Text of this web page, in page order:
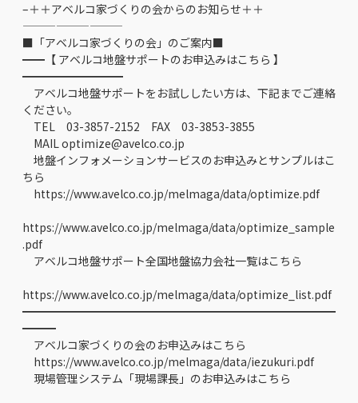
–＋＋アベルコ家づくりの会からのお知らせ＋＋
—————————
■「アベルコ家づくりの会」のご案内■
━━【 アベルコ地盤サポートのお申込みはこちら 】
━━━━━━━━━
アベルコ地盤サポートをお試ししたい方は、下記までご連絡
ください。
TEL 03-3857-2152 FAX 03-3853-3855
MAIL optimize@avelco.co.jp
地盤インフォメーションサービスのお申込みとサンプルはこ
ちら
https://www.avelco.co.jp/melmaga/data/optimize.pdf
https://www.avelco.co.jp/melmaga/data/optimize_sample
.pdf
アベルコ地盤サポート全国地盤協力会社一覧はこちら
https://www.avelco.co.jp/melmaga/data/optimize_list.pdf
━━━━━━━━━━━━━━━━━━━━━━━━━━━━
━━━
アベルコ家づくりの会のお申込みはこちら
https://www.avelco.co.jp/melmaga/data/iezukuri.pdf
現場管理システム「現場課長」のお申込みはこちら